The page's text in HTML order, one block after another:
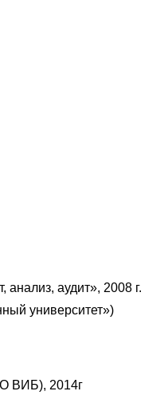
аудит», 2008 г.
университет»)
ВИБ), 2014г